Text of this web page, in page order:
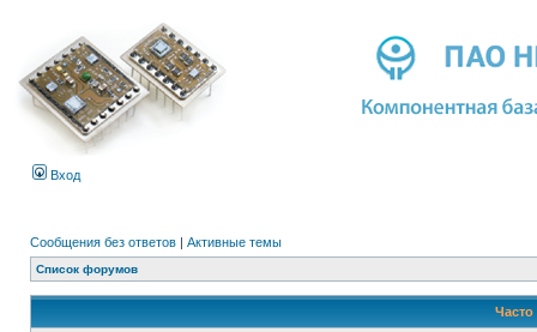
Вход
Сообщения без ответов | Активные темы
Список форумов